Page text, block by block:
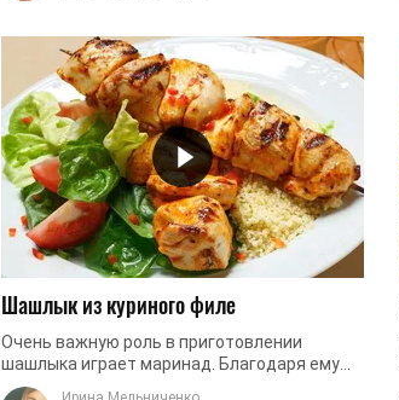
Шашлык из куриного филе
Очень важную роль в приготовлении
шашлыка играет маринад. Благодаря ему
мясо хорошо пропитывается и получается